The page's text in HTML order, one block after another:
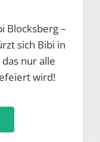
Blocksberg –
sich Bibi in
nur alle
wird!